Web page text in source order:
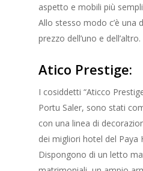
aspetto e mobili più
Allo stesso modo c’è una
prezzo dell’uno e dell’altro.
Atico Prestige:
I cosiddetti “Aticco
Portu Saler, sono stati
con una linea di
dei migliori hotel del Paya
Dispongono di un letto